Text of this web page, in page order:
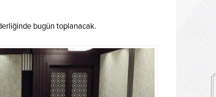
bugün toplanacak.